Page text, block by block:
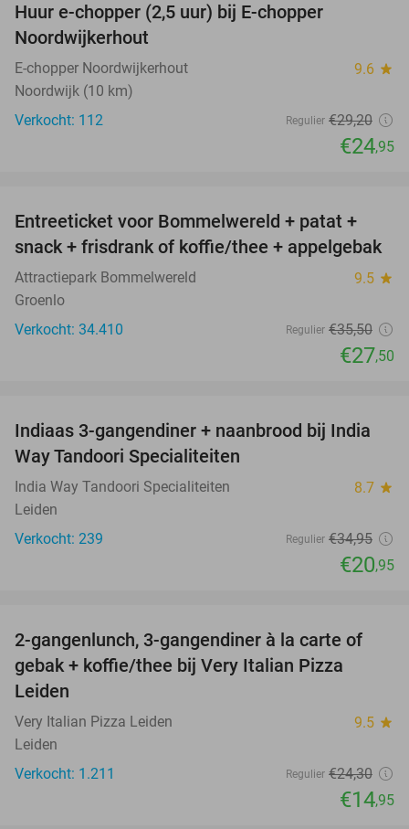
Huur e-chopper (2,5 uur) bij E-chopper
Noordwijkerhout
E-chopper Noordwijkerhout 9.6 star
Noordwijk (10 km)
Verkocht: 112
Regulier €29,20
€24,95
23%
Entreeticket voor Bommelwereld + patat +
snack + frisdrank of koffie/thee + appelgebak
Attractiepark Bommelwereld 9.5 star
Groenlo
Verkocht: 34.410
Regulier €35,50
€27,50
40%
Indiaas 3-gangendiner + naanbrood bij India
Way Tandoori Specialiteiten
India Way Tandoori Specialiteiten 8.7 star
Leiden
Verkocht: 239
Regulier €34,95
€20,95
38%
2-gangenlunch, 3-gangendiner à la carte of
gebak + koffie/thee bij Very Italian Pizza
Leiden
Very Italian Pizza Leiden 9.5 star
Leiden
Verkocht: 1.211
Regulier €24,30
€14,95